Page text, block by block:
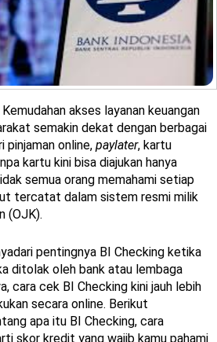
akses layanan keuangan
semakin dekat dengan berbagai
pinjaman online, paylater, kartu
kartu kini bisa diajukan hanya
semua orang memahami setiap
tercatat dalam sistem resmi milik
(OJK).
pentingnya BI Checking ketika
ditolak oleh bank atau lembaga
cara cek BI Checking kini jauh lebih
secara online. Berikut
apa itu BI Checking, cara
skor kredit yang wajib kamu pahami